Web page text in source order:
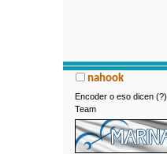
nahook
Encoder o eso dicen (?)
Team